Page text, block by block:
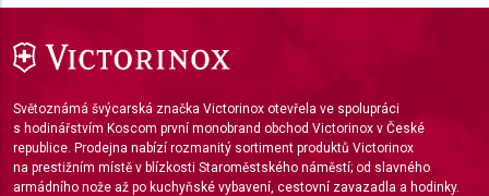
Světoznámá švýcarská značka Victorinox otevřela ve spolupráci
s hodinářstvím Koscom první monobrand obchod Victorinox v České
republice. Prodejna nabízí rozmanitý sortiment produktů Victorinox
na prestižním místě v blízkosti Staroměstského náměstí; od slavného
armádního nože až po kuchyňské vybavení, cestovní zavazadla a hodinky.